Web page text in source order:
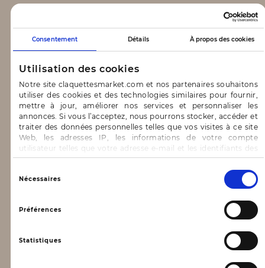
Consentement Détails À propos des cookies
Utilisation des cookies
Notre site claquettesmarket.com et nos partenaires souhaitons
utiliser des cookies et des technologies similaires pour fournir,
mettre à jour, améliorer nos services et personnaliser les
annonces. Si vous l’acceptez, nous pourrons stocker, accéder et
traiter des données personnelles telles que vos visites à ce site
Web, les adresses IP, les informations de votre compte
utilisateur telles que votre adresse e-mail et les identifiants des
cookies.
Vous avez le choix d’« Accepter » pour consentir à ces
utilisations, de « Refuser » pour vous y opposer ou
de sélectionner vos préférences concernant chaque catégorie
de cookie en cliquant sur « Valider la sélection » pour valider vos
options. Vous pouvez à tout moment modifier vos préférences
Nécessaires
Préférences
Statistiques
CLAQUETTES MARKET
Blog
CONTACT & AIDE
FAQ
Nous contacter
INFORMATIONS
Mentions légales
Données personnelles, vie privée